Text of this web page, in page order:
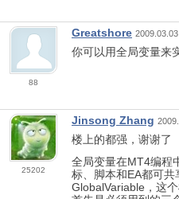
88
Greatshore
你可以用全局变量来
25202
Jinsong Zhang
楼上的都强，谢谢了
全局变量在MT4编程
标、脚本和EA都可共
GlobalVariable，这